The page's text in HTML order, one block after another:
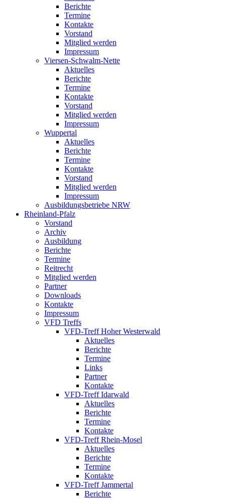
Berichte
Termine
Kontakte
Vorstand
Mitglied werden
Impressum
Viersen-Schwalm-Nette
Aktuelles
Berichte
Termine
Kontakte
Vorstand
Mitglied werden
Impressum
Wuppertal
Aktuelles
Berichte
Termine
Kontakte
Vorstand
Mitglied werden
Impressum
Ausbildungsbetriebe NRW
Rheinland-Pfalz
Vorstand
Archiv
Ausbildung
Berichte
Termine
Reitrecht
Mitglied werden
Partner
Downloads
Kontakte
Impressum
VFD Treffs
VFD-Treff Hoher Westerwald
Aktuelles
Berichte
Termine
Links
Partner
Kontakte
VFD-Treff Idarwald
Aktuelles
Berichte
Termine
Kontakte
VFD-Treff Rhein-Mosel
Aktuelles
Berichte
Termine
Kontakte
VFD-Treff Jammertal
Berichte